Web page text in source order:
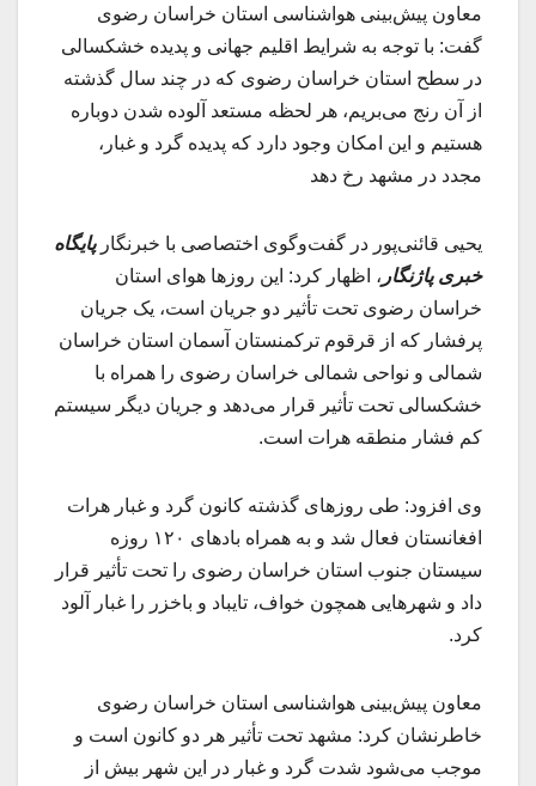
معاون پیش‌بینی هواشناسی استان خراسان رضوی
گفت: با توجه به شرایط اقلیم جهانی و پدیده خشکسالی
در سطح استان خراسان رضوی که در چند سال گذشته
از آن رنج می‌بریم، هر لحظه مستعد آلوده شدن دوباره
هستیم و این امکان وجود دارد که پدیده گرد و غبار،
مجدد در مشهد رخ دهد
یحیی قائنی‌پور در گفت‌وگوی اختصاصی با خبرنگارپایگاه
خبری پاژنگار ، اظهار کرد: این روزها هوای استان
خراسان رضوی تحت تأثیر دو جریان است، یک جریان
پرفشار که از قرقوم ترکمنستان آسمان استان خراسان
شمالی و نواحی شمالی خراسان رضوی را همراه با
خشکسالی تحت تأثیر قرار می‌دهد و جریان دیگر سیستم
کم فشار منطقه هرات است.
وی افزود: طی روزهای گذشته کانون گرد و غبار هرات
افغانستان فعال شد و به همراه بادهای ۱۲۰ روزه
سیستان جنوب استان خراسان رضوی را تحت تأثیر قرار
داد و شهرهایی همچون خواف، تایباد و باخزر را غبار آلود
کرد.
معاون پیش‌بینی هواشناسی استان خراسان رضوی
خاطرنشان کرد: مشهد تحت تأثیر هر دو کانون است و
موجب می‌شود شدت گرد و غبار در این شهر بیش از